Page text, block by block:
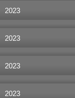
2023
2023
2023
2023